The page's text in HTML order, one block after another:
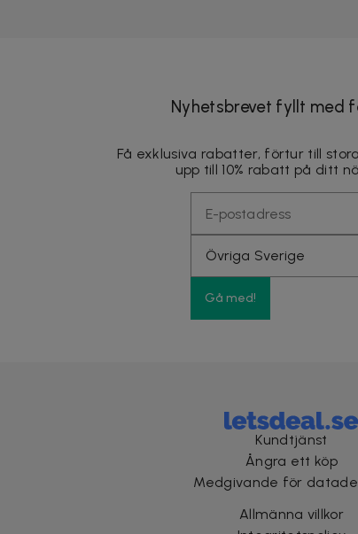
Nyhetsbrevet fyllt med
Få exklusiva rabatter, förtur till
upp till 10% rabatt på ditt
Gå med!
Kundtjänst
Ångra ett köp
Medgivande för
Allmänna villkor